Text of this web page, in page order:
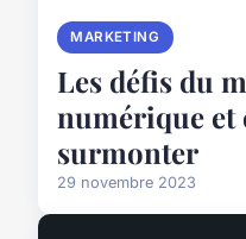
MARKETING
Les défis du
numérique et
surmonter
29 novembre 2023